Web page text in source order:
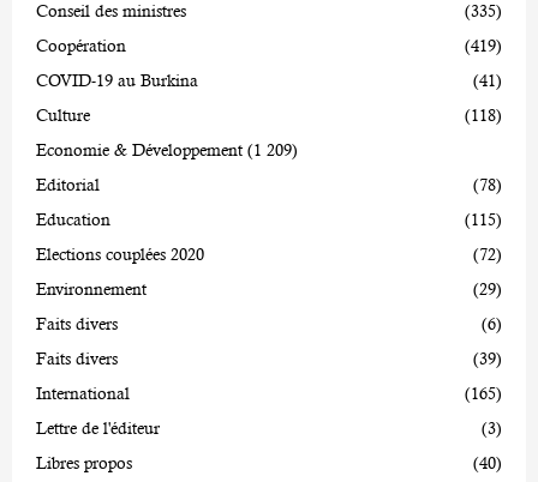
Conseil des ministres
(335)
Coopération
(419)
COVID-19 au Burkina
(41)
Culture
(118)
Economie & Développement (1 209)
Editorial
(78)
Education
(115)
Elections couplées 2020
(72)
Environnement
(29)
Faits divers
(6)
Faits divers
(39)
International
(165)
Lettre de l'éditeur
(3)
Libres propos
(40)